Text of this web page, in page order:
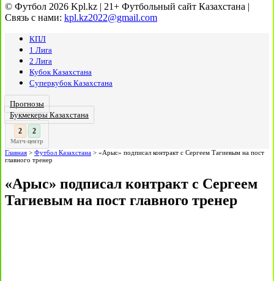
© Футбол 2026 Kpl.kz | 21+ Футбольный сайт Казахстана |
Связь с нами: kpl.kz2022@gmail.com
КПЛ
1 Лига
2 Лига
Кубок Казахстана
Суперкубок Казахстана
Прогнозы
Букмекеры Казахстана
3 : 3
Матч-центр
Главная > Футбол Казахстана > «Арыс» подписал контракт с Сергеем Тагиевым на пост
главного тренер
«Арыс» подписал контракт с Сергеем
Тагиевым на пост главного тренер